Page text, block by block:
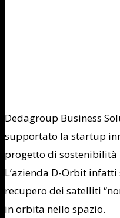
Dedagroup Business
supportato la startup
progetto di
L’azienda D-Orbit
recupero dei satelliti
in orbita nello spazio.